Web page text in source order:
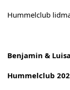
Hummelclub
Benjamin &
Hummelclub